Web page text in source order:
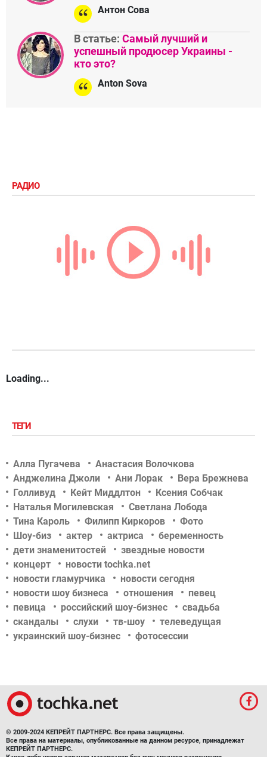
Антон Сова
В статье: Самый лучший и
успешный продюсер Украины -
кто это?
Anton Sova
РАДИО
Loading...
ТЕГИ
Алла Пугачева
Анастасия Волочкова
Анджелина Джоли
Ани Лорак
Вера Брежнева
Голливуд
Кейт Миддлтон
Ксения Собчак
Наталья Могилевская
Светлана Лобода
Тина Кароль
Филипп Киркоров
Фото
Шоу-биз
актер актриса
беременность
дети знаменитостей
звездные новости
концерт
новости tochka.net
новости гламурчика
новости сегодня
новости шоу бизнеса
отношения
певец
певица
российский шоу-бизнес
свадьба
скандалы
слухи тв-шоу
телеведущая
украинский шоу-бизнес
фотосессии
© 2009-2024 КЕПРЕЙТ ПАРТНЕРС. Все права защищены.
Все права на материалы, опубликованные на данном ресурсе, принадлежат
КЕПРЕЙТ ПАРТНЕРС.